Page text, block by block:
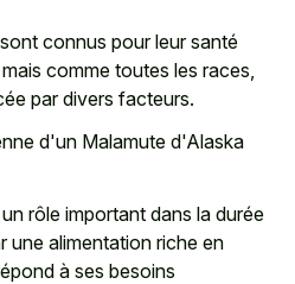
connus pour leur santé
comme toutes les races,
par divers facteurs.
d'un Malamute d'Alaska
rôle important dans la durée
une alimentation riche en
à ses besoins